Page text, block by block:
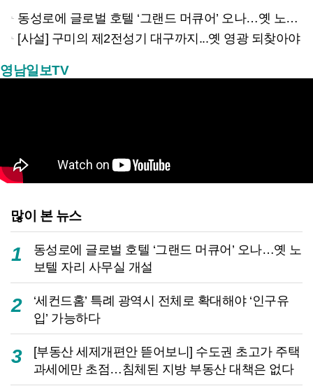
동성로에 글로벌 호텔 ‘그랜드 머큐어’ 오나…옛 노보텔 자리 사무실 개설
[사설] 구미의 제2전성기 대구까지...옛 영광 되찾아야
영남일보TV
많이 본 뉴스
1
동성로에 글로벌 호텔 ‘그랜드 머큐어’ 오나…옛 노
보텔 자리 사무실 개설
2
‘세컨드홈’ 특례 광역시 전체로 확대해야 ‘인구유
입’ 가능하다
3
[부동산 세제개편안 뜯어보니] 수도권 초고가 주택
과세에만 초점…침체된 지방 부동산 대책은 없다